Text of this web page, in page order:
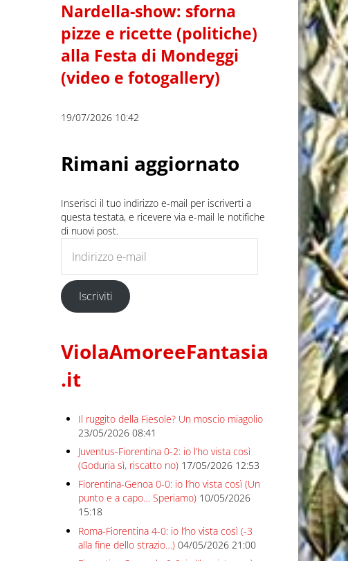
Nardella-show: sforna
pizze e ricette (politiche)
alla Festa di Mondeggi
(video e fotogallery)
19/07/2026 10:42
Rimani aggiornato
Inserisci il tuo indirizzo e-mail per iscriverti a
questa testata, e ricevere via e-mail le notifiche
di nuovi post.
Iscriviti
ViolaAmoreeFantasia
.it
Il ruggito della Fiesole? Un moscio miagolio
23/05/2026 08:41
Juventus-Fiorentina 0-2: io l’ho vista così
(Goduria sì, riscatto no) 17/05/2026 12:53
Fiorentina-Genoa 0-0: io l’ho vista così (Un
punto e a capo… Speriamo) 10/05/2026
15:18
Roma-Fiorentina 4-0: io l’ho vista così (-3
alla fine dello strazio…) 04/05/2026 21:00